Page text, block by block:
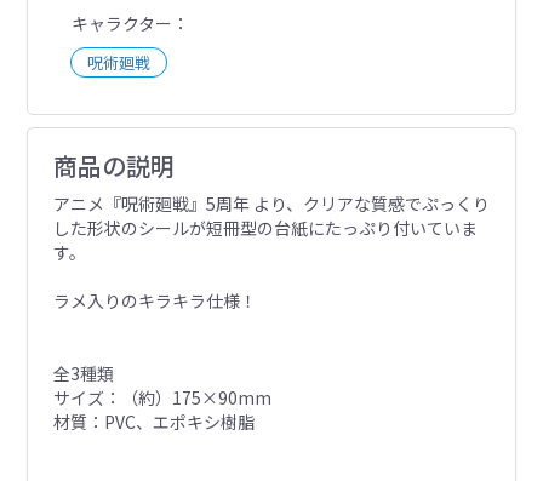
キャラクター
呪術廻戦
商品の説明
アニメ『呪術廻戦』5周年 より、クリアな質感でぷっくり
した形状のシールが短冊型の台紙にたっぷり付いていま
す。
ラメ入りのキラキラ仕様！
全3種類
サイズ：（約）175×90mm
材質：PVC、エポキシ樹脂